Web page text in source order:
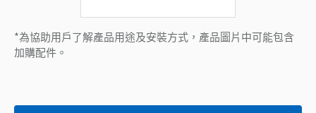
*為協助用戶了解產品用途及安裝方式，產品圖片中可能包含
加購配件。